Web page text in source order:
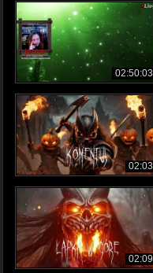
02:50:03
02:03
02:09